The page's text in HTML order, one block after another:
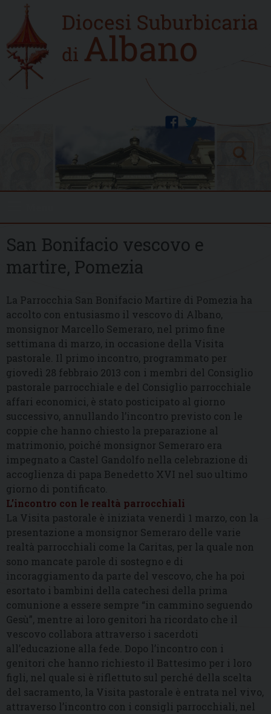
content
Home
new
twitter
facebook
Search
San Bonifacio vescovo e
martire, Pomezia
La Parrocchia San Bonifacio Martire di Pomezia ha
accolto con entusiasmo il vescovo di Albano,
monsignor Marcello Semeraro, nel primo fine
settimana di marzo, in occasione della Visita
pastorale. Il primo incontro, programmato per
giovedì 28 febbraio 2013 con i membri del Consiglio
pastorale parrocchiale e del Consiglio parrocchiale
affari economici, è stato posticipato al giorno
successivo, annullando l’incontro previsto con le
coppie che hanno chiesto la preparazione al
matrimonio, poiché monsignor Semeraro era
impegnato a Castel Gandolfo nella celebrazione di
accoglienza di papa Benedetto XVI nel suo ultimo
giorno di pontificato.
L’incontro con le realtà parrocchiali
La Visita pastorale è iniziata venerdì 1 marzo, con la
presentazione a monsignor Semeraro delle varie
realtà parrocchiali come la Caritas, per la quale non
sono mancate parole di sostegno e di
incoraggiamento da parte del vescovo, che ha poi
esortato i bambini della catechesi della prima
comunione a essere sempre “in cammino seguendo
Gesù”, mentre ai loro genitori ha ricordato che il
vescovo collabora attraverso i sacerdoti
all’educazione alla fede. Dopo l’incontro con i
genitori che hanno richiesto il Battesimo per i loro
figli, nel quale si è riflettuto sul perché della scelta
del sacramento, la Visita pastorale è entrata nel vivo,
attraverso l’incontro con i consigli parrocchiali, nel